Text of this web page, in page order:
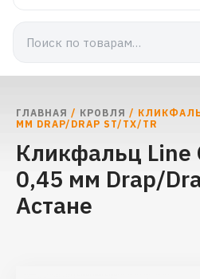
ГЛАВНАЯ / КРОВЛЯ /
ММ DRAP/DRAP ST/TX/TR
Кликфальц Line
0,45 мм Drap/
Астане